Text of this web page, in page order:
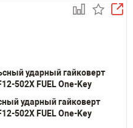
ударный гайковерт
502X FUEL One-Key